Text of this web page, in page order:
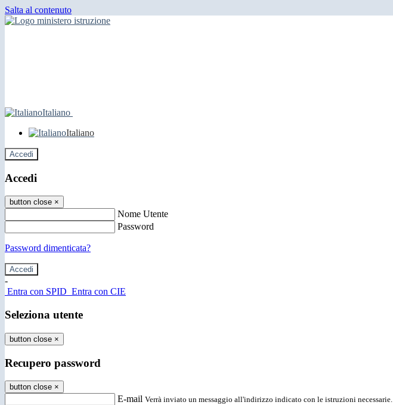
Salta al contenuto
Italiano
Italiano
Accedi
Accedi
button close ×
Nome Utente
Password
Password dimenticata?
-
Entra con SPID Entra con CIE
Seleziona utente
button close ×
Recupero password
button close ×
E-mail Verrà inviato un messaggio all'indirizzo indicato con le istruzioni necessarie.